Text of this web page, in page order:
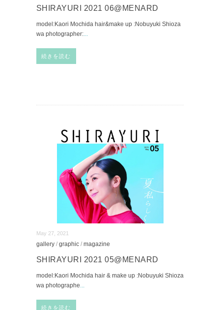
SHIRAYURI 2021 06@MENARD
model:Kaori Mochida hair&make up :Nobuyuki Shioza
wa photographer:...
続きを読む
May 27, 2021
gallery / graphic / magazine
SHIRAYURI 2021 05@MENARD
model:Kaori Mochida hair & make up :Nobuyuki Shioza
wa photographe...
続きを読む